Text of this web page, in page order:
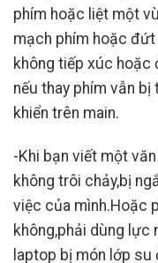
phím hoặc liệt một
mạch phím hoặc đứt
không tiếp xúc
nếu thay phím vẫn
khiển trên main.
-Khi bạn viết một
không trôi chảy,bị
việc của mình.Hoặc
không,phải dùng lực
laptop bị món lớp